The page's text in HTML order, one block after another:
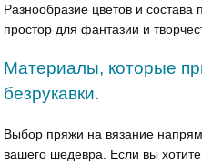
Разнообразие цветов и
простор для фантазии и
Материалы, которые
безрукавки.
Выбор пряжи на вязание
вашего шедевра. Если вы